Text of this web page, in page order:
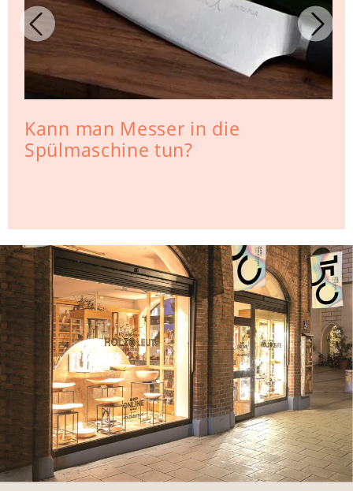
Kann man Messer in die
Spülmaschine tun?